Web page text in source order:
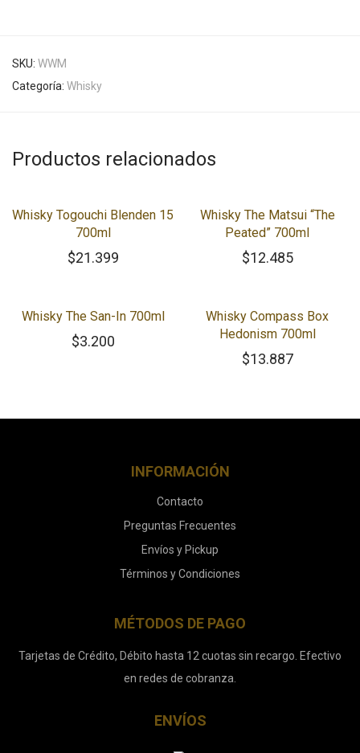
SKU: WWM
Categoría: Whisky
Productos relacionados
Whisky Togouchi Blenden 15
700ml
$21.399
Whisky The Matsui “The
Peated” 700ml
$12.485
Whisky The San-In 700ml
$3.200
Whisky Compass Box
Hedonism 700ml
$13.887
INFORMACIÓN
Contacto
Preguntas Frecuentes
Envíos y Pickup
Términos y Condiciones
MÉTODOS DE PAGO
Tarjetas de Crédito, Débito hasta 12 cuotas sin recargo. Efectivo
en redes de cobranza.
ENVÍOS